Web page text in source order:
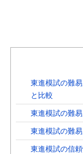
東進模試の難
と比較
東進模試の難
東進模試の難
東進模試の信